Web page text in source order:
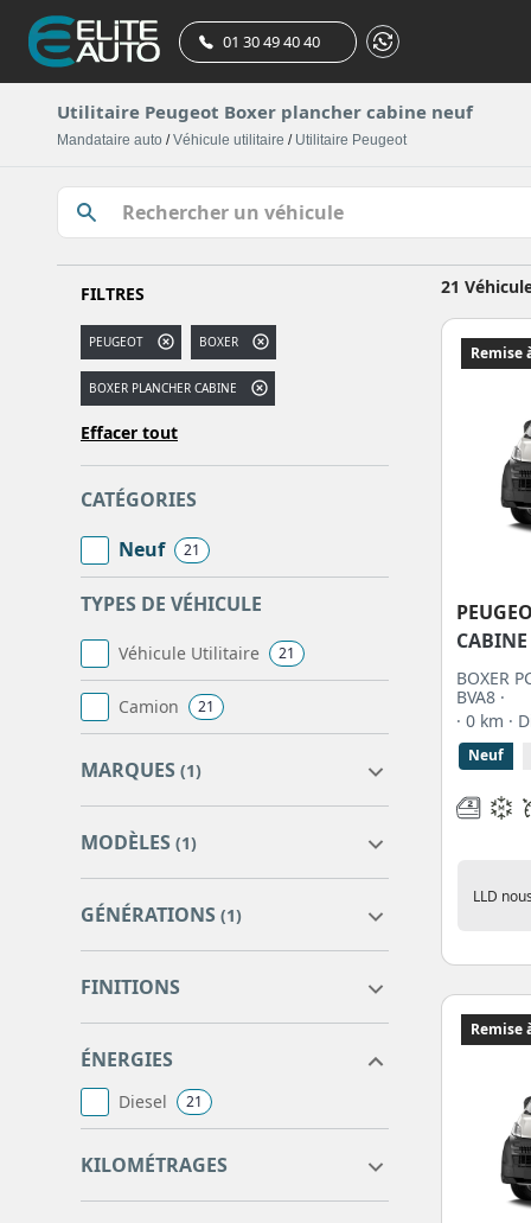
01 30 49 40 40
Utilitaire Peugeot Boxer plancher cabine neuf
Mandataire auto /Véhicule utilitaire / Utilitaire Peugeot
FILTRES
PEUGEOT BOXER
BOXER PLANCHER CABINE
Effacer tout
CATÉGORIES
Neuf
21
TYPES DE VÉHICULE
Véhicule Utilitaire 21
Camion 21
MARQUES (1)
PEUGEOT
MODÈLES (1)
BOXER
GÉNÉRATIONS (1)
BOXER PLANCHER
CABINE
FINITIONS
standard 21
ÉNERGIES
Diesel 21
KILOMÉTRAGES
21
Remise
CABINE
BOXER
BVA8 ·
· 0 km ·
Neuf
LLD
Remise